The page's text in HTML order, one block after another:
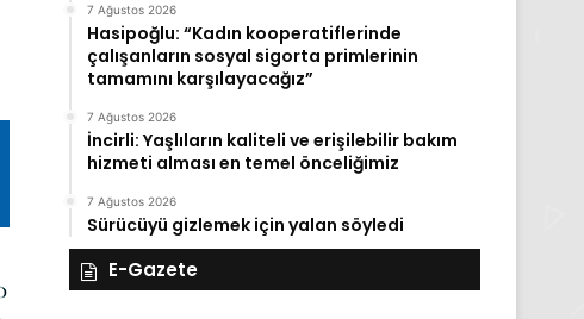
7 Ağustos 2026
Hasipoğlu: “Kadın kooperatiflerinde
çalışanların sosyal sigorta primlerinin
tamamını karşılayacağız”
7 Ağustos 2026
İncirli: Yaşlıların kaliteli ve erişilebilir bakım
hizmeti alması en temel önceliğimiz
7 Ağustos 2026
Sürücüyü gizlemek için yalan söyledi
E-Gazete